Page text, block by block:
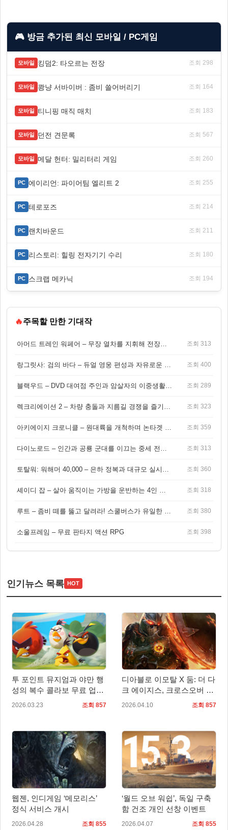
🎮 방금 추가된 최신 모바일 / PC게임
모바일 킹덤2: 타오르는 전장 조회 298
모바일 쾅냥 서바이버 : 좀비 쓸어버리기 조회 164
모바일 티니핑 매직 매치 조회 183
모바일 던전 견문록 조회 567
모바일 메달 헌터: 밀리터리 게임 조회 260
PC 에이리언: 파이어팀 엘리트 2 조회 255
PC 테로포즈 조회 214
PC 랜치바운드 조회 211
PC 리스토리: 힐링 전자기기 수리 조회 180
PC 스크랩 메카닉 조회 194
🔥주목할 만한 기대작
조회 313
조회 400
조회 289
조회 323
조회 359
조회 313
조회 360
조회 318
조회 380
소울프레임 – 무료 판타지 액션 RPG 조회 398
인기뉴스 목록 HOT
투 포인트 뮤지엄과 야만 행
성의 복수 콜라보 무료 업데
이트 지금 사용 가능!
2026.03.23 조회 857
디아블로 이모탈 X 둠: 더 다
크 에이지스, 크로스오버 이
벤트 오는 16일(목) 시작
2026.04.10 조회 857
웹젠, 인디게임 ‘메모리스’
정식 서비스 개시
2026.04.28 조회 855
‘월드 오브 워쉽’, 독일 구축
함 건조 개인 선창 이벤트
2026.04.07 조회 855